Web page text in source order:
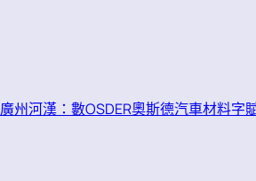
廣州河漢：數OSDER奧斯德汽車材料字